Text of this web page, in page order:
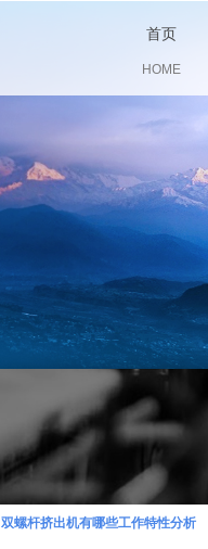
首页
HOME
双螺杆挤出机有哪些工作特性分析